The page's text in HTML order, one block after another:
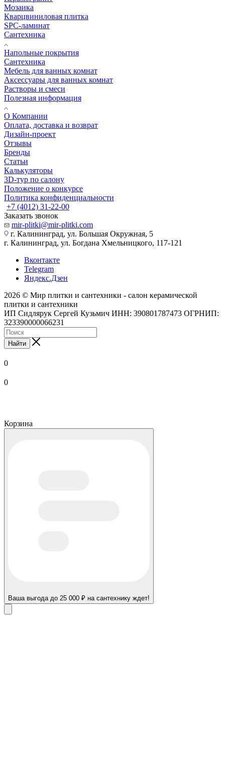
Мозаика
Кварцвиниловая плитка
SPC-ламинат
Сантехника
Напольные покрытия
Сантехника
Мебель для ванных комнат
Аксессуары для ванных комнат
Растворы и смеси
Полезная информация
О Компании
Оплата, доставка и возврат
Дизайн-проект
Отзывы
Бренды
Статьи
Калькуляторы
3D-тур по салону
Положение о конкурсе
Политика конфиденциальности
+7 (4012) 31-22-00
Заказать звонок
mir-plitki@mir-plitki.com
г. Калининград, ул. Большая Окружная, 5
г. Калининград, ул. Богдана Хмельницкого, 117-121
Вконтакте
Telegram
Яндекс.Дзен
2026 © Мир плитки и сантехники - салон керамической
плитки и сантехники
ИП Сидлярук Сергей Кузьмич ИНН: 390801787473 ОГРНИП:
323390000066231
Найти
0
0
Корзина
Ваша выгода до 25 000 ₽ на сантехнику ждет!